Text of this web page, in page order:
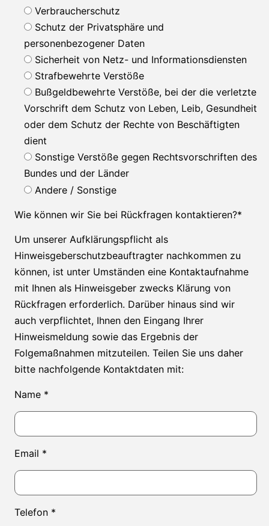
Verbraucherschutz
Schutz der Privatsphäre und
personenbezogener Daten
Sicherheit von Netz- und Informationsdiensten
Strafbewehrte Verstöße
Bußgeldbewehrte Verstöße, bei der die verletzte
Vorschrift dem Schutz von Leben, Leib, Gesundheit
oder dem Schutz der Rechte von Beschäftigten
dient
Sonstige Verstöße gegen Rechtsvorschriften des
Bundes und der Länder
Andere / Sonstige
Wie können wir Sie bei Rückfragen kontaktieren?*
Um unserer Aufklärungspflicht als
Hinweisgeberschutzbeauftragter nachkommen zu
können, ist unter Umständen eine Kontaktaufnahme
mit Ihnen als Hinweisgeber zwecks Klärung von
Rückfragen erforderlich. Darüber hinaus sind wir
auch verpflichtet, Ihnen den Eingang Ihrer
Hinweismeldung sowie das Ergebnis der
Folgemaßnahmen mitzuteilen. Teilen Sie uns daher
bitte nachfolgende Kontaktdaten mit:
Name *
Email *
Telefon *